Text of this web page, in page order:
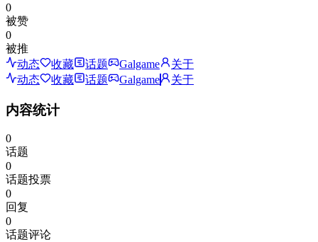
0
被赞
0
被推
动态
收藏 话题 Galgame
关于
动态
收藏 话题 Galgame 关于
内容统计
0
话题
0
话题投票
0
回复
0
话题评论